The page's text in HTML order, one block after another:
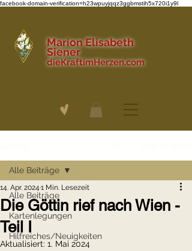
facebook-domain-verification=h23wpuyjqqz3ggbmstih5x720i1y9l
Marion Elisabeth
Siener
dieKraftimHerzen.com
Alle Beiträge
Kartenlegungen
Hilfreiches/Neuigkeiten
Alle Beiträge
Die Göttin rief nach Wien -
Teil I
14. Apr. 2024 1 Min. Lesezeit
Aktualisiert: 1. Mai 2024